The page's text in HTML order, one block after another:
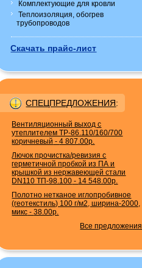
Комплектующие для кровли
Теплоизоляция, обогрев
трубопроводов
Скачать прайс-лист
СПЕЦПРЕДЛОЖЕНИЯ:
Вентиляционный выход с
утеплителем TP-86.110/160/700
коричневый -4 807.00р.
Лючок прочистка/ревизия с
герметичной пробкой из ПА и
крышкой из нержавеющей стали
DN110 ТП-98.100 - 14 548.00р.
Полотно нетканое иглопробивное
(геотекстиль) 100 г/м2, ширина-2000,
микс -38.00р.
Все предложения